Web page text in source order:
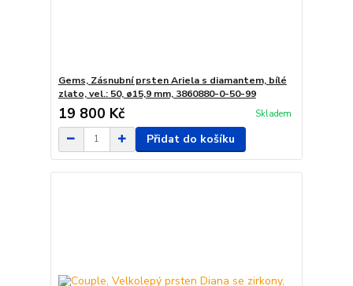
Gems, Zásnubní prsten Ariela s diamantem, bílé
zlato, vel.: 50, ø15,9 mm, 3860880-0-50-99
19 800 Kč Skladem
Přidat do košíku